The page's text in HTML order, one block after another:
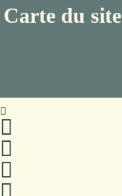
Carte du site